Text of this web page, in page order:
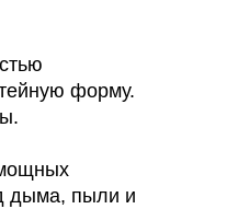
форму.
дыма, пыли и